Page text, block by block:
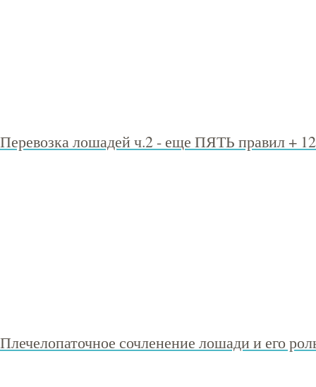
Перевозка лошадей ч.2 - еще ПЯТЬ правил +
Плечелопаточное сочленение лошади и его